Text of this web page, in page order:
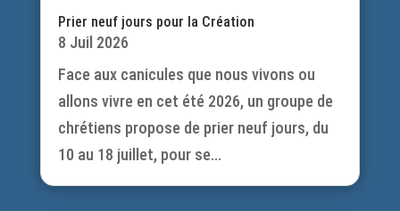
Prier neuf jours pour la Création
8 Juil 2026
Face aux canicules que nous vivons ou
allons vivre en cet été 2026, un groupe de
chrétiens propose de prier neuf jours, du
10 au 18 juillet, pour se...